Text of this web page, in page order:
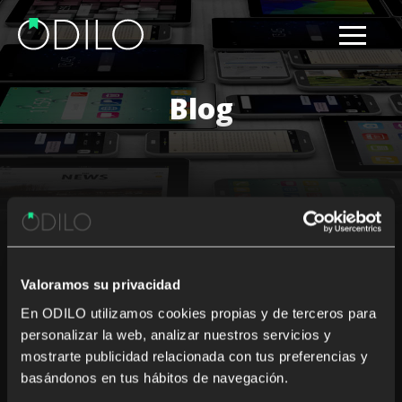
Valoramos su privacidad
En ODILO utilizamos cookies propias y de terceros para
personalizar la web, analizar nuestros servicios y
mostrarte publicidad relacionada con tus preferencias y
basándonos en tus hábitos de navegación.
Blog
Nothing Found
It seems we can’t find what you’re looking for. Perhaps
searching can help.